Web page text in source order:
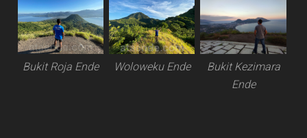
Bukit Roja Ende Woloweku Ende
Bukit Kezimara
Ende